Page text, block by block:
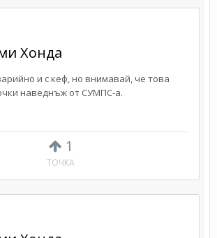
1
ТОЧКА
Хонда
и с кеф, но внимавай, че това
наведнъж от СУМПС-а.